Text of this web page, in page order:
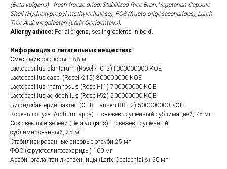
(Beta vulgaris) - fresh freeze dried, Stabilized Rice Bran, Vegetarian Capsule
Shell (Hydroxypropyl methylcellulose), FOS (fructo-oligosaccharides), Larch
Tree Arabinogalactan (Larix Occidentalis).
Allergy advice: For allergens, see ingredients in bold.
Информация о питательных веществах:
Смесь микрофлоры: 188 мг
Lactobacillus plantarum (Rosell-1012)1000000000 КОЕ
Lactobacillus casei (Rosell-215) 800000000 КОЕ
Lactobacillus rhamnosus (Rosell-11) 700000000 КОЕ
Lactobacillus acidophilus (Rosell-52) 500000000 КОЕ
Бифидобактерии лактис (CHR Hansen BB-12) 500000000 КОЕ
Корень лопуха [Arctium lappa) — свежевысушенный сублимацией, 75 мг
Сок свеклы и зелени (Beta vulgaris) – свежевысушенный
сублимированный, 25 мг
Стабилизированные рисовые отруби 25 мг
ФОС (фруктоолигосахариды) 100 мг
Арабиногалактан лиственницы (Larix Occidentalis) 50 мг